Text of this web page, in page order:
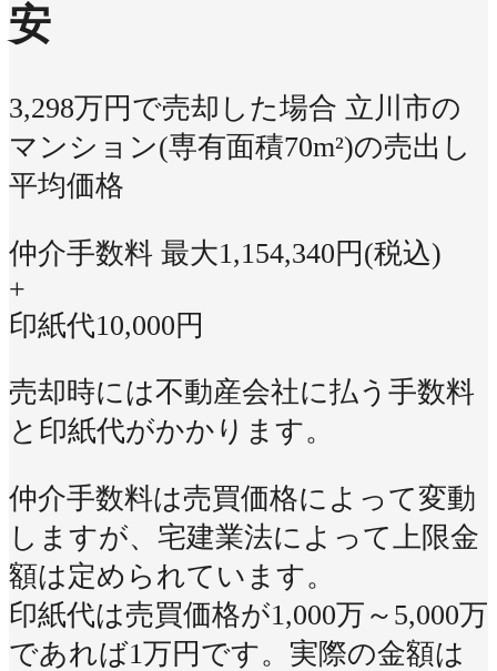
安
3,298万円で売却した場合 立川市の
マンション(専有面積70m²)の売出し
平均価格
仲介手数料 最大1,154,340円(税込)
+
印紙代10,000円
売却時には不動産会社に払う手数料
と印紙代がかかります。
仲介手数料は売買価格によって変動
しますが、宅建業法によって上限金
額は定められています。
印紙代は売買価格が1,000万～5,000万
であれば1万円です。実際の金額は